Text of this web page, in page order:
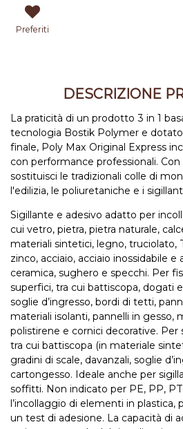
Preferiti
DESCRIZIONE
La praticità di un prodotto 3 in 1
tecnologia Bostik Polymer e
finale, Poly Max Original Express
con performance professionali.
sostituisci le tradizionali colle di
l'edilizia, le poliuretaniche e i
Sigillante e adesivo adatto per
cui vetro, pietra, pietra naturale,
materiali sintetici, legno, truciolato,
zinco, acciaio, acciaio inossidabile e
ceramica, sughero e specchi. Per
superfici, tra cui battiscopa, dogati
soglie d’ingresso, bordi di tetti,
materiali isolanti, pannelli in gesso,
polistirene e cornici decorative. Per
tra cui battiscopa (in materiale
gradini di scale, davanzali, soglie
cartongesso. Ideale anche per
soffitti. Non indicato per PE, PP,
l’incollaggio di elementi in
un test di adesione. La capacità di